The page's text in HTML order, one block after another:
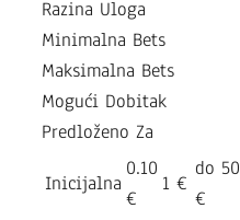
Razina Uloga
Minimalna Bets
Maksimalna Bets
Mogući Dobitak
Predloženo Za
Inicijalna
0.10
€
1 €
do 50
€